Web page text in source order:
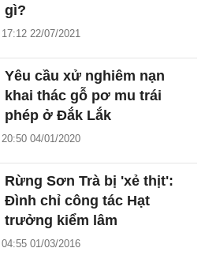
gì?
17:12 22/07/2021
Yêu cầu xử nghiêm nạn
khai thác gỗ pơ mu trái
phép ở Đắk Lắk
20:50 04/01/2020
Rừng Sơn Trà bị 'xẻ thịt':
Đình chỉ công tác Hạt
trưởng kiểm lâm
04:55 01/03/2016